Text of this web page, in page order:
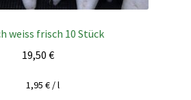
weiss frisch 10 Stück
19,50 €
1,95 €/l